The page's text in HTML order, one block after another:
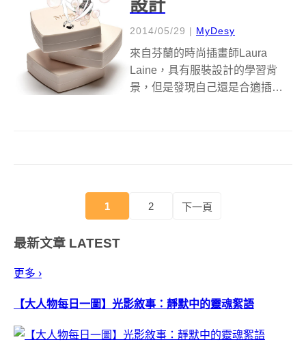
設計
2014/05/29 | MyDesy
來自芬蘭的時尚插畫師Laura
Laine，具有服裝設計的學習背
景，但是發現自己還是合適插畫
1
2 下一頁
最新文章 LATEST
更多 ›
【大人物每日一圖】光影敘事：靜默中的靈魂絮語